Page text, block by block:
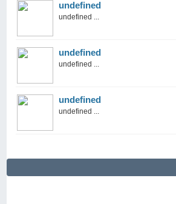
undefined
undefined ...
undefined
undefined ...
undefined
undefined ...